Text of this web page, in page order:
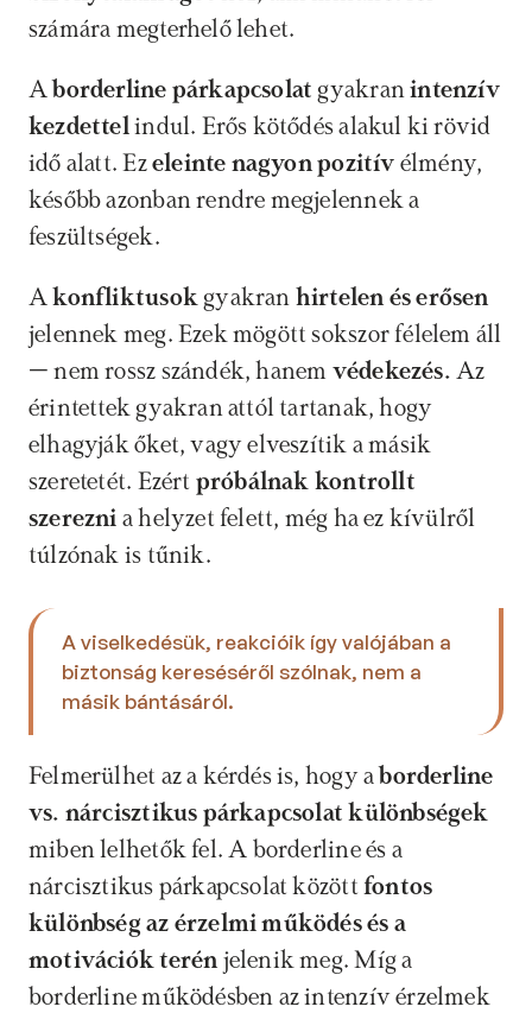
számára megterhelő lehet.
A borderline párkapcsolat gyakran intenzív
kezdettel indul. Erős kötődés alakul ki rövid
idő alatt. Ez eleinte nagyon pozitív élmény,
később azonban rendre megjelennek a
feszültségek.
A konfliktusok gyakran hirtelen és erősen
jelennek meg. Ezek mögött sokszor félelem áll
– nem rossz szándék, hanem védekezés. Az
érintettek gyakran attól tartanak, hogy
elhagyják őket, vagy elveszítik a másik
szeretetét. Ezért próbálnak kontrollt
szerezni a helyzet felett, még ha ez kívülről
túlzónak is tűnik.
A viselkedésük, reakcióik így valójában a
biztonság kereséséről szólnak, nem a
másik bántásáról.
Felmerülhet az a kérdés is, hogy a borderline
vs. nárcisztikus párkapcsolat különbségek
miben lelhetők fel. A borderline és a
nárcisztikus párkapcsolat között fontos
különbség az érzelmi működés és a
motivációk terén jelenik meg. Míg a
borderline működésben az intenzív érzelmek